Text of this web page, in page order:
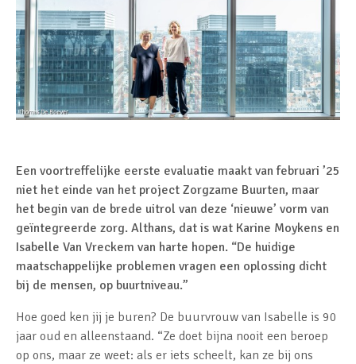
Een voortreffelijke eerste evaluatie maakt van februari ’25
niet het einde van het project Zorgzame Buurten, maar
het begin van de brede uitrol van deze ‘nieuwe’ vorm van
geïntegreerde zorg. Althans, dat is wat Karine Moykens en
Isabelle Van Vreckem van harte hopen. “De huidige
maatschappelijke problemen vragen een oplossing dicht
bij de mensen, op buurtniveau.”
Hoe goed ken jij je buren? De buurvrouw van Isabelle is 90
jaar oud en alleenstaand. “Ze doet bijna nooit een beroep
op ons, maar ze weet: als er iets scheelt, kan ze bij ons